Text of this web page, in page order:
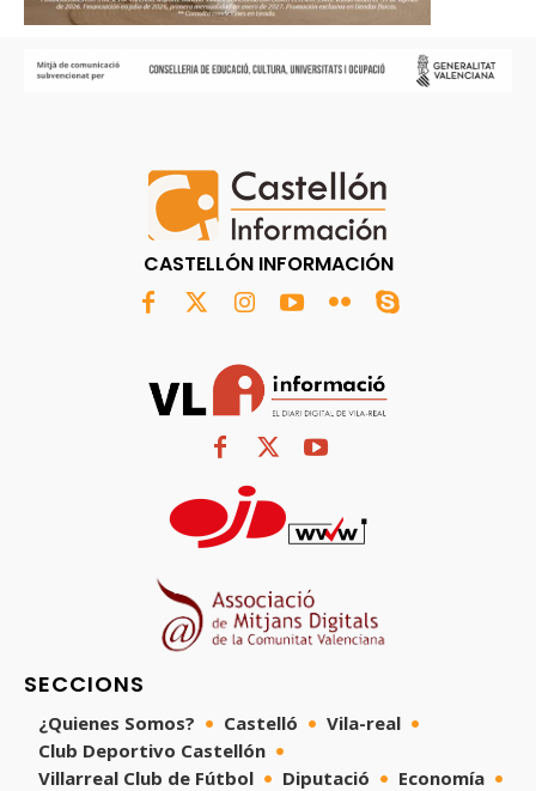
CASTELLÓN INFORMACIÓN
SECCIONS
¿Quienes Somos? Castelló
Vila-real
Club Deportivo Castellón
Villarreal Club de Fútbol
Diputació
Economía